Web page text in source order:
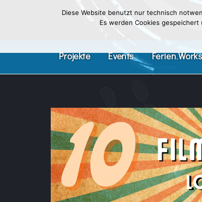
Projekte Events
Diese Website benutzt nur technisch
Es werden Cookies